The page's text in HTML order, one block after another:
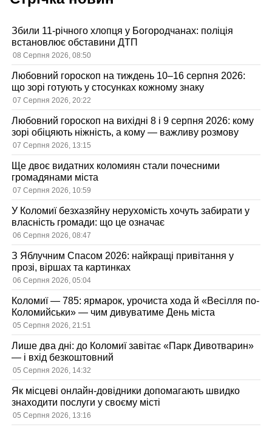
Збили 11-річного хлопця у Богородчанах: поліція
встановлює обставини ДТП
08 Серпня 2026, 08:50
Любовний гороскоп на тиждень 10–16 серпня 2026:
що зорі готують у стосунках кожному знаку
07 Серпня 2026, 20:22
Любовний гороскоп на вихідні 8 і 9 серпня 2026: кому
зорі обіцяють ніжність, а кому — важливу розмову
07 Серпня 2026, 13:15
Ще двоє видатних коломиян стали почесними
громадянами міста
07 Серпня 2026, 10:59
У Коломиї безхазяйну нерухомість хочуть забирати у
власність громади: що це означає
06 Серпня 2026, 08:47
З Яблучним Спасом 2026: найкращі привітання у
прозі, віршах та картинках
06 Серпня 2026, 05:04
Коломиї — 785: ярмарок, урочиста хода й «Весілля по-
Коломийськи» — чим дивуватиме День міста
05 Серпня 2026, 21:51
Лише два дні: до Коломиї завітає «Парк Дивотварин»
— і вхід безкоштовний
05 Серпня 2026, 14:32
Як місцеві онлайн-довідники допомагають швидко
знаходити послуги у своєму місті
05 Серпня 2026, 13:16